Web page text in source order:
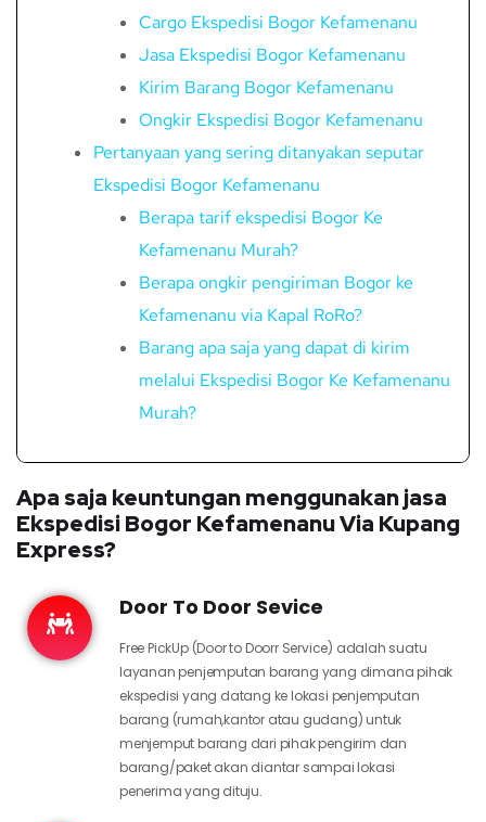
Cargo Ekspedisi Bogor Kefamenanu
Jasa Ekspedisi Bogor Kefamenanu
Kirim Barang Bogor Kefamenanu
Ongkir Ekspedisi Bogor Kefamenanu
Pertanyaan yang sering ditanyakan seputar
Ekspedisi Bogor Kefamenanu
Berapa tarif ekspedisi Bogor Ke
Kefamenanu Murah?
Berapa ongkir pengiriman Bogor ke
Kefamenanu via Kapal RoRo?
Barang apa saja yang dapat di kirim
melalui Ekspedisi Bogor Ke Kefamenanu
Murah?
Apa saja keuntungan menggunakan jasa
Ekspedisi Bogor Kefamenanu Via Kupang
Express?
Door To Door Sevice
Free PickUp (Door to Doorr Service) adalah suatu
layanan penjemputan barang yang dimana pihak
ekspedisi yang datang ke lokasi penjemputan
barang (rumah,kantor atau gudang) untuk
menjemput barang dari pihak pengirim dan
barang/paket akan diantar sampai lokasi
penerima yang dituju.